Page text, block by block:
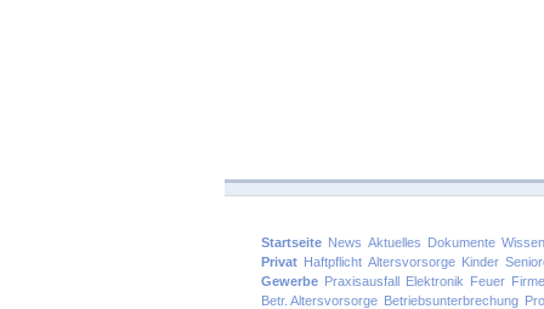
Startseite News Aktuelles Dokumente
Privat Haftpflicht Altersvorsorge Kinder
Gewerbe Praxisausfall Elektronik Feuer
Betr. Altersvorsorge Betriebsunterbrechung